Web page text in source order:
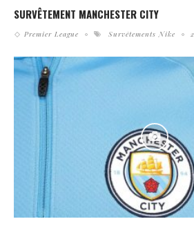
SURVÊTEMENT MANCHESTER CITY
Premier League Survêtements Nike